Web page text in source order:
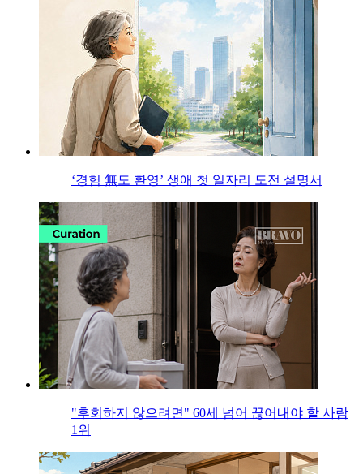
‘경험 無도 환영’ 생애 첫 일자리 도전 설명서
"후회하지 않으려면" 60세 넘어 끊어내야 할 사람
1위